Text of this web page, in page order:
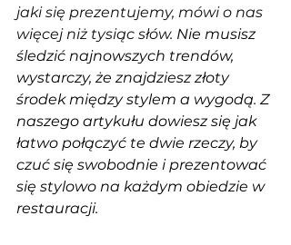
jaki się prezentujemy, mówi o nas
więcej niż tysiąc słów. Nie musisz
śledzić najnowszych trendów,
wystarczy, że znajdziesz złoty
środek między stylem a wygodą. Z
naszego artykułu dowiesz się jak
łatwo połączyć te dwie rzeczy, by
czuć się swobodnie i prezentować
się stylowo na każdym obiedzie w
restauracji.